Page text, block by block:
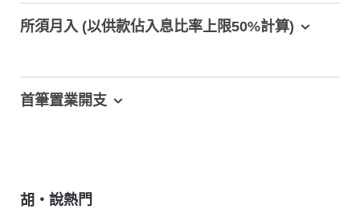
所須月入 (以供款佔入息比率上限50%計算)
首筆置業開支
胡‧說熱門